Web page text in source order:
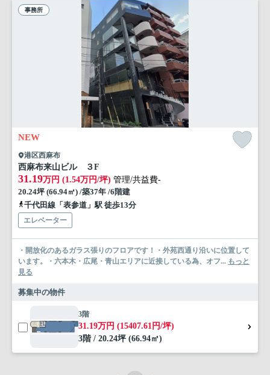
事務所
NEW
港区西麻布
西麻布来山ビル ３F
31.19万円 (1.54万円/坪) 管理/共益費-
20.24坪 (66.94㎡) /築37年 /6階建
千代田線「表参道」駅 徒歩13分
エレベーター
・開放化のあるガラス張りのフロアです！・外苑西通り沿いに位置して
います。・六本木・広尾・青山エリアに近接している為、オフ... もっと
見る
募集中の物件
3階
31.19万円 (15407.61円/坪)
3階 / 20.24坪 (66.94㎡)